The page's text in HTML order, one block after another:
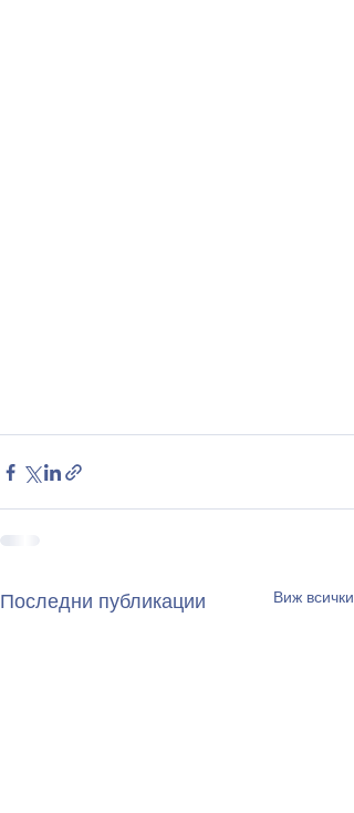
Последни публикации Виж всички